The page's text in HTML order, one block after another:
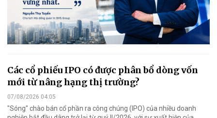
Các cổ phiếu IPO có được phân bổ dòng vốn
mới từ nâng hạng thị trường?
07/08/2026 04:05
"Sóng" chào bán cổ phần ra công chúng (IPO) của nhiều doanh